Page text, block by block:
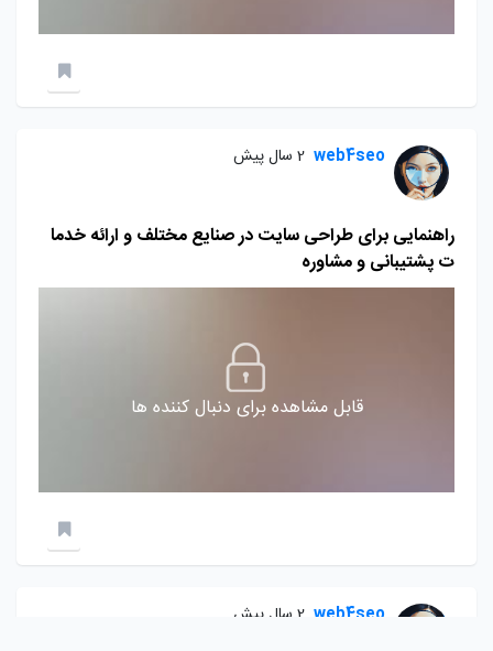
web4seo 2 سال پیش
راهنمایی برای طراحی سایت در صنایع مختلف و ارائه خدما
ت پشتیبانی و مشاوره
قابل مشاهده برای دنبال کننده ها
web4seo 2 سال پیش